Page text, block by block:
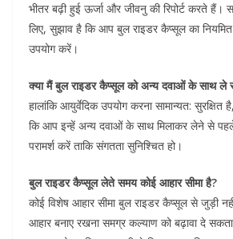
भीतर बढ़ी हुई ऊर्जा और जीवनु की रिपोर्ट करते हैं।
लिए, सुझाव है कि आप बुल राइडर कैप्सूल का
उपयोग करें।
क्या मैं बुल राइडर कैप्सूल को अन्य दवाओं के साथ ले
हालांकि आयुर्वेदिक उपयोग करना सामान्यत: सुरक्षित
कि आप इन्हें अन्य दवाओं के साथ मिलाकर लेने से पहले
परामर्श करें ताकि संगतता सुनिश्चित हो।
बुल राइडर कैप्सूल लेते समय कोई आहार सीमा है?
कोई विशेष आहार सीमा बुल राइडर कैप्सूल से जुड़ी
आहार बनाए रखना समग्र कल्याण को बढ़ावा दे